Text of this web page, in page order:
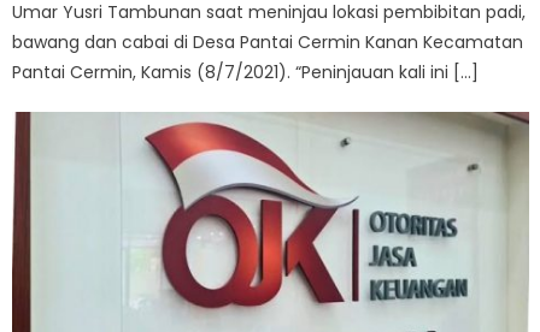
Umar Yusri Tambunan saat meninjau lokasi pembibitan padi,
bawang dan cabai di Desa Pantai Cermin Kanan Kecamatan
Pantai Cermin, Kamis (8/7/2021). “Peninjauan kali ini […]